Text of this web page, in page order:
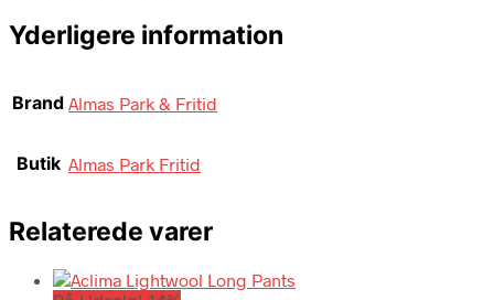
Yderligere information
Brand Almas Park & Fritid
Butik Almas Park Fritid
Relaterede varer